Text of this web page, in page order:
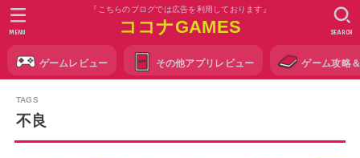
『こちらのブログでは広告を利用しております』
ココナGAMES
ゲームレビュー その他アプリレビュー ゲーム攻略
SEARCH
MENU
不良